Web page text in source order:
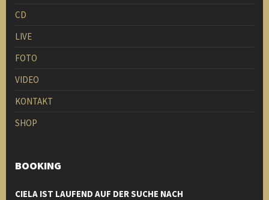
CD
LIVE
FOTO
VIDEO
KONTAKT
SHOP
BOOKING
CIELA IST LAUFEND AUF DER SUCHE NACH